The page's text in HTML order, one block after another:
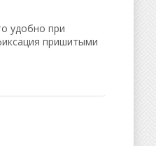
удобно при
пришитыми